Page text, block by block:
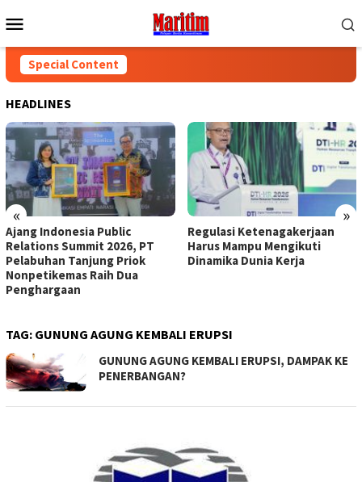
to
Menu
Special Content
HEADLINES
« »
Ajang Indonesia Public
Relations Summit 2026, PT
Pelabuhan Tanjung Priok
Nonpetikemas Raih Dua
Penghargaan
Regulasi Ketenagakerjaan
Harus Mampu Mengikuti
Dinamika Dunia Kerja
TAG: GUNUNG AGUNG KEMBALI ERUPSI
GUNUNG AGUNG KEMBALI ERUPSI, DAMPAK KE
PENERBANGAN?